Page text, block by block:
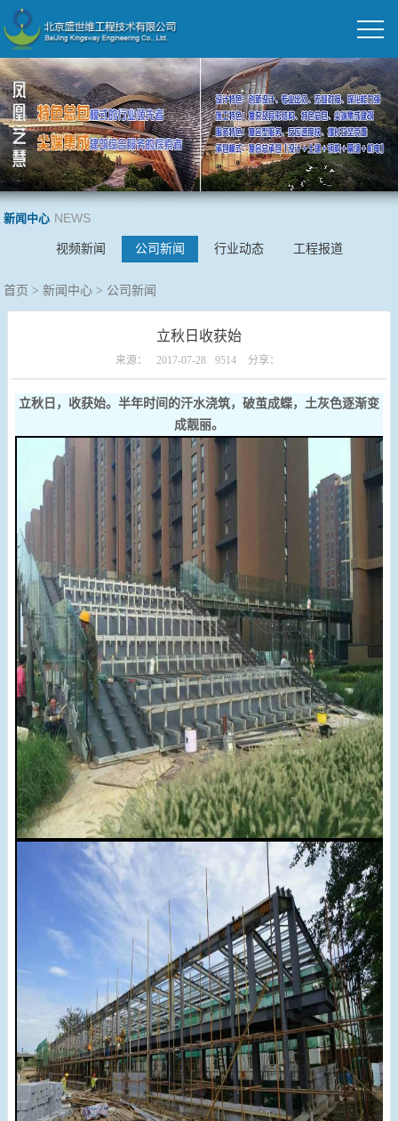
新闻中心 NEWS
视频新闻 公司新闻 行业动态 工程报道
首页 >新闻中心 > 公司新闻
立秋日收获始
来源： 2017-07-28 9514 分享：
立秋日，收获始。半年时间的汗水浇筑，破茧成蝶，土灰色逐渐变
成靓丽。